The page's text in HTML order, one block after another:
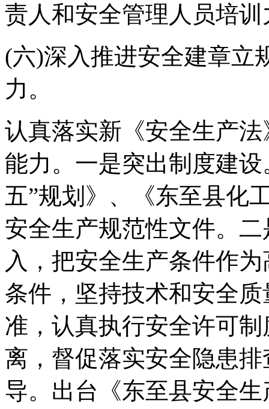
责人和安全管理人员培训
(六)深入推进安全建章立
力。
认真落实新《安全生产
能力。一是突出制度建
五”规划》、《东至县化
安全生产规范性文件。
入，把安全生产条件作
条件，坚持技术和安全
准，认真执行安全许可
离，督促落实安全隐患
导。出台《东至县安全